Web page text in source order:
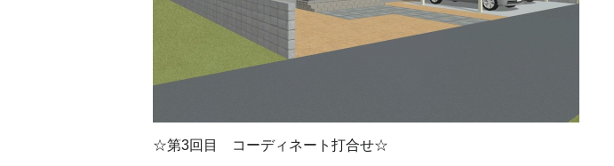
☆第3回目 コーディネート打合せ☆